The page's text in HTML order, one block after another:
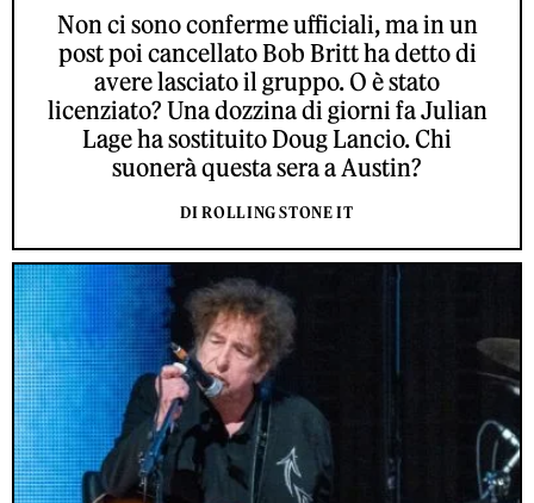
Non ci sono conferme ufficiali, ma in un
post poi cancellato Bob Britt ha detto di
avere lasciato il gruppo. O è stato
licenziato? Una dozzina di giorni fa Julian
Lage ha sostituito Doug Lancio. Chi
suonerà questa sera a Austin?
DI ROLLING STONE IT